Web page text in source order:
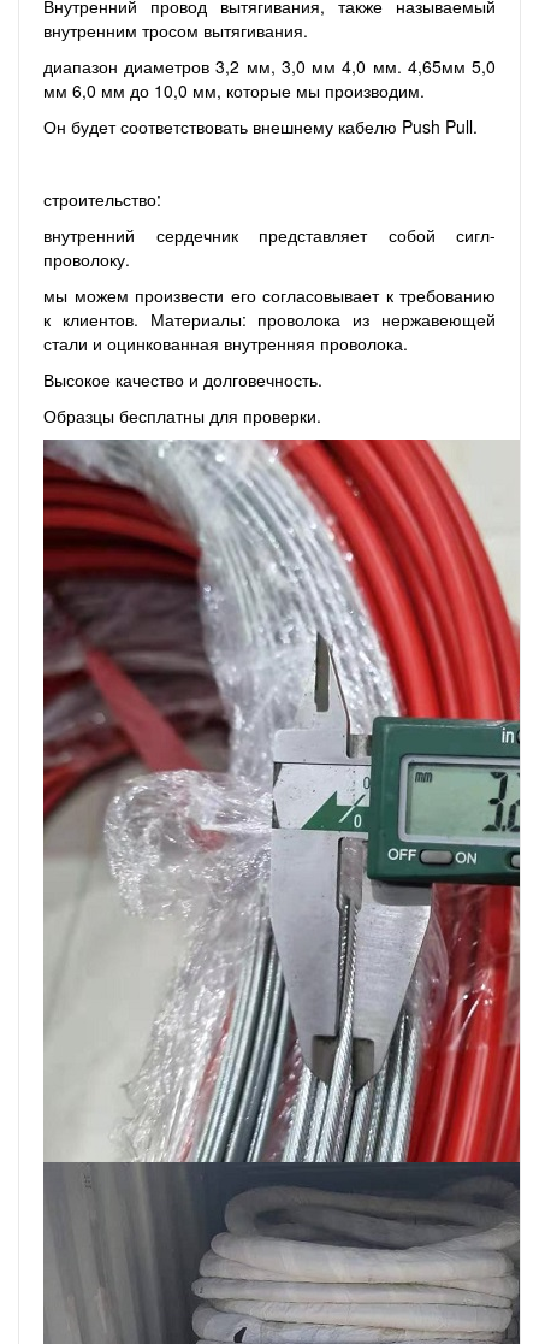
Внутренний провод вытягивания, также называемый
внутренним тросом вытягивания.
диапазон диаметров 3,2 мм, 3,0 мм 4,0 мм. 4,65мм 5,0
мм 6,0 мм до 10,0 мм, которые мы производим.
Он будет соответствовать внешнему кабелю Push Pull.
строительство:
внутренний сердечник представляет собой сигл-
проволоку.
мы можем произвести его согласовывает к требованию
к клиентов. Материалы: проволока из нержавеющей
стали и оцинкованная внутренняя проволока.
Высокое качество и долговечность.
Образцы бесплатны для проверки.